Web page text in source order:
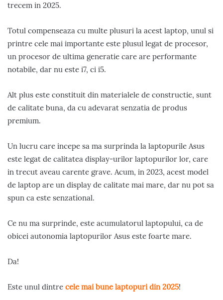
trecem in 2025.
Totul compenseaza cu multe plusuri la acest laptop, unul si
printre cele mai importante este plusul legat de procesor,
un procesor de ultima generatie care are performante
notabile, dar nu este i7, ci i5.
Alt plus este constituit din materialele de constructie, sunt
de calitate buna, da cu adevarat senzatia de produs
premium.
Un lucru care incepe sa ma surprinda la laptopurile Asus
este legat de calitatea display-urilor laptopurilor lor, care
in trecut aveau carente grave. Acum, in 2023, acest model
de laptop are un display de calitate mai mare, dar nu pot sa
spun ca este senzational.
Ce nu ma surprinde, este acumulatorul laptopului, ca de
obicei autonomia laptopurilor Asus este foarte mare.
Da!
Este unul dintre cele mai bune laptopuri din 2025!